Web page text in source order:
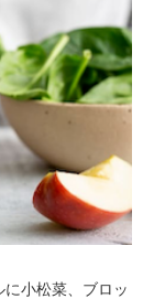
小松菜、ブロッ